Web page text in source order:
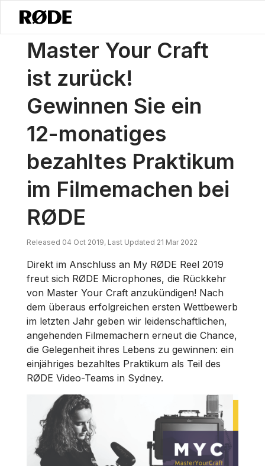
Nachrichten / Meistere Dein Handwerk Ist Zurück! Gewinne Ein 12-
Master Your Craft
ist zurück!
Gewinnen Sie ein
12-monatiges
bezahltes Praktikum
im Filmemachen bei
RØDE
Released 04 Oct 2019, Last Updated 21 Mar 2022
Direkt im Anschluss an My RØDE Reel 2019
freut sich RØDE Microphones, die Rückkehr
von Master Your Craft anzukündigen! Nach
dem überaus erfolgreichen ersten Wettbewerb
im letzten Jahr geben wir leidenschaftlichen,
angehenden Filmemachern erneut die Chance,
die Gelegenheit ihres Lebens zu gewinnen: ein
einjähriges bezahltes Praktikum als Teil des
RØDE Video-Teams in Sydney.